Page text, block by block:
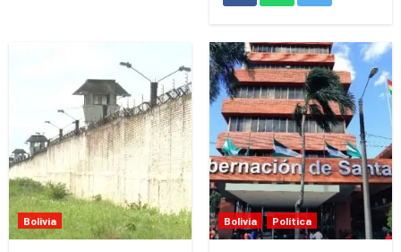
Bolivia Bolivia Política